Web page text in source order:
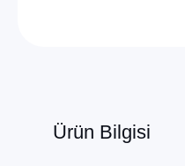
Ürün Bilgisi